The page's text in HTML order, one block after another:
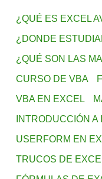
¿QUÉ ES EXCEL
¿DONDE
¿QUÉ SON LAS
CURSO DE VBA
VBA EN EXCEL
INTRODUCCIÓN
USERFORM EN
TRUCOS DE